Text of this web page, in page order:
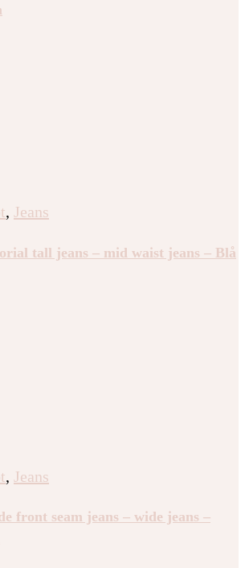
, Jeans
tall jeans – mid waist jeans – Blå
, Jeans
front seam jeans – wide jeans –